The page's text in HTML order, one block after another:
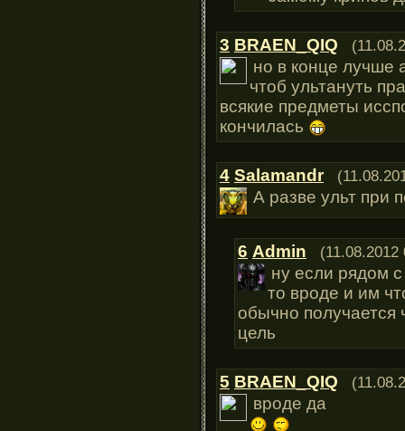
3 BRAEN_QIQ
но в конце лучше
чтоб ультануть
всякие предметы
кончилась
4 Salamandr
А разве ульт при
6 Admin (11.08.2012
ну если рядом
то вроде и им
обычно получается
цель
5 BRAEN_QIQ
вроде да